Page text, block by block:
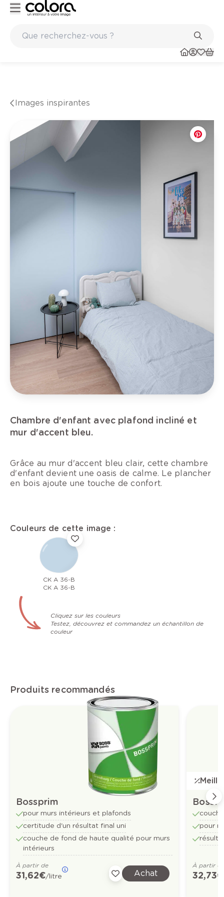
Images inspirantes
Chambre d'enfant avec plafond incliné et
mur d'accent bleu.
Grâce au mur d'accent bleu clair, cette chambre
d'enfant devient une oasis de calme. Le plancher
en bois ajoute une touche de confort.
Couleurs de cette image :
CK A 36-B
CK A 36-B
Cliquez sur les couleurs
Testez, découvrez et commandez un échantillon de
couleur
Produits recommandés
Bossprim
pour murs intérieurs et plafonds
certitude d'un résultat final uni
couche de fond de haute qualité pour murs
intérieurs
À partir de
31,62 €/litre Achat
pour
À partir
32,73 €